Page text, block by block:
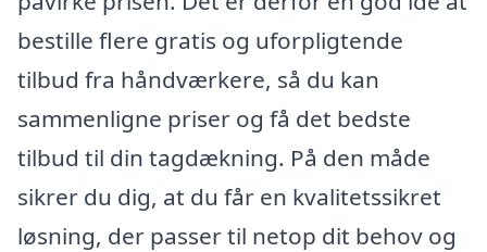
bestille flere gratis og uforpligtende
tilbud fra håndværkere, så du kan
sammenligne priser og få det bedste
tilbud til din tagdækning. På den måde
sikrer du dig, at du får en kvalitetssikret
løsning, der passer til netop dit behov og